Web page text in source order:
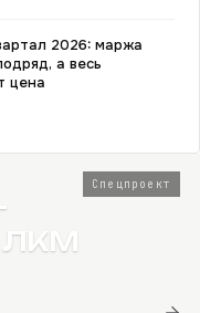
2026: маржа
а весь
цена
Спецпроект
ЛКМ